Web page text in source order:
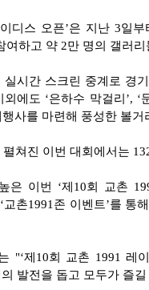
디스 오픈’은 지난 3일
여하고 약 2만 명의 갤러
실시간 스크린 중계로 경
에도 ‘은하수 막걸리’,
사를 마련해 풍성한 볼거
쳐진 이번 대회에서는
은 이번 ‘제10회 교촌
교촌1991존 이벤트’를
"‘제10회 교촌 1991
발전을 돕고 모두가 즐